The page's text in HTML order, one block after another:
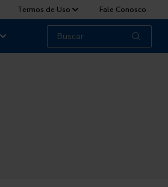
Termos de Uso Fale Conosco